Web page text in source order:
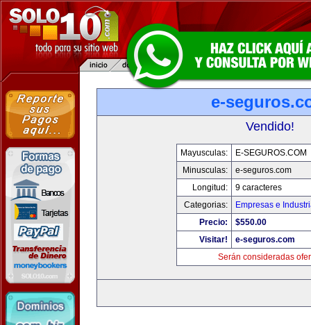
e-
Vendido!
Mayusculas:
E-SEGUROS.COM
Minusculas:
e-seguros.com
Longitud:
9 caracteres
Categorias:
Empresas e
Precio:
$550.00
Visitar!
e-seguros.com
Serán consideradas